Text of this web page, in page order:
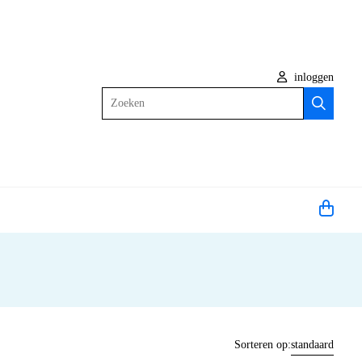
inloggen
Sorteren op:standaard